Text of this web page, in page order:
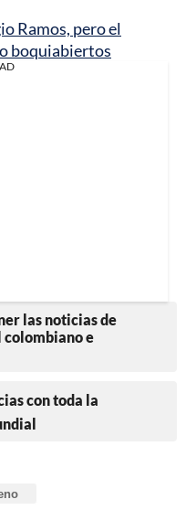
Ramos, pero el
boquiabiertos
las noticias de
colombiano e
con toda la